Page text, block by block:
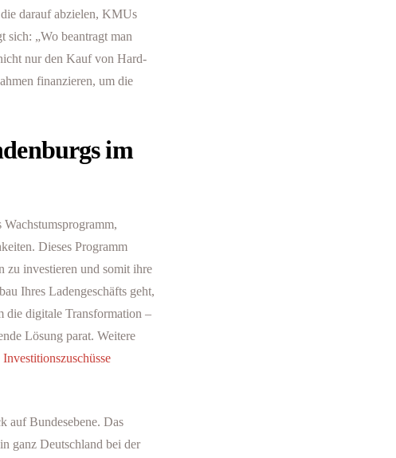
darauf abzielen, KMUs
sich: „Wo beantragt man
nur den Kauf von Hard-
finanzieren, um die
im
Dieses Programm
zu investieren und somit ihre
Ihres Ladengeschäfts geht,
die digitale Transformation –
Lösung parat. Weitere
Investitionszuschüsse
auf Bundesebene. Das
ganz Deutschland bei der